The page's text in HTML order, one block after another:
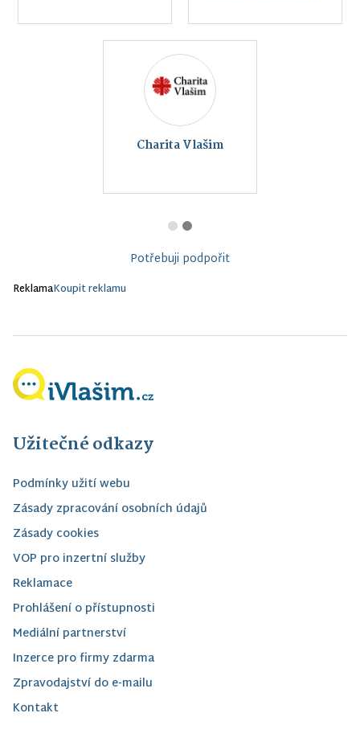
Charita Vlašim
Potřebuji podpořit
ReklamaKoupit reklamu
Užitečné odkazy
Podmínky užití webu
Zásady zpracování osobních údajů
Zásady cookies
VOP pro inzertní služby
Reklamace
Prohlášení o přístupnosti
Mediální partnerství
Inzerce pro firmy zdarma
Zpravodajství do e-mailu
Kontakt